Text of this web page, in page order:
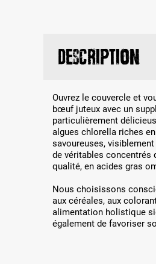
Description
Ouvrez le couvercle et
bœuf juteux avec un
particulièrement
algues chlorella riches
savoureuses,
de véritables concentrés
qualité, en acides gras
Nous choisissons
aux céréales, aux
alimentation holistique
également de favoriser